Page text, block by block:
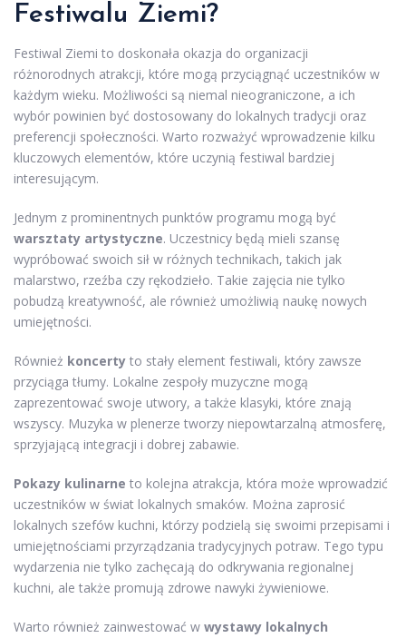
Festiwalu Ziemi?
Festiwal Ziemi to doskonała okazja do organizacji
różnorodnych atrakcji, które mogą przyciągnąć uczestników w
każdym wieku. Możliwości są niemal nieograniczone, a ich
wybór powinien być dostosowany do lokalnych tradycji oraz
preferencji społeczności. Warto rozważyć wprowadzenie kilku
kluczowych elementów, które uczynią festiwal bardziej
interesującym.
Jednym z prominentnych punktów programu mogą być
warsztaty artystyczne. Uczestnicy będą mieli szansę
wypróbować swoich sił w różnych technikach, takich jak
malarstwo, rzeźba czy rękodzieło. Takie zajęcia nie tylko
pobudzą kreatywność, ale również umożliwią naukę nowych
umiejętności.
Również koncerty to stały element festiwali, który zawsze
przyciąga tłumy. Lokalne zespoły muzyczne mogą
zaprezentować swoje utwory, a także klasyki, które znają
wszyscy. Muzyka w plenerze tworzy niepowtarzalną atmosferę,
sprzyjającą integracji i dobrej zabawie.
Pokazy kulinarne to kolejna atrakcja, która może wprowadzić
uczestników w świat lokalnych smaków. Można zaprosić
lokalnych szefów kuchni, którzy podzielą się swoimi przepisami i
umiejętnościami przyrządzania tradycyjnych potraw. Tego typu
wydarzenia nie tylko zachęcają do odkrywania regionalnej
kuchni, ale także promują zdrowe nawyki żywieniowe.
Warto również zainwestować w wystawy lokalnych